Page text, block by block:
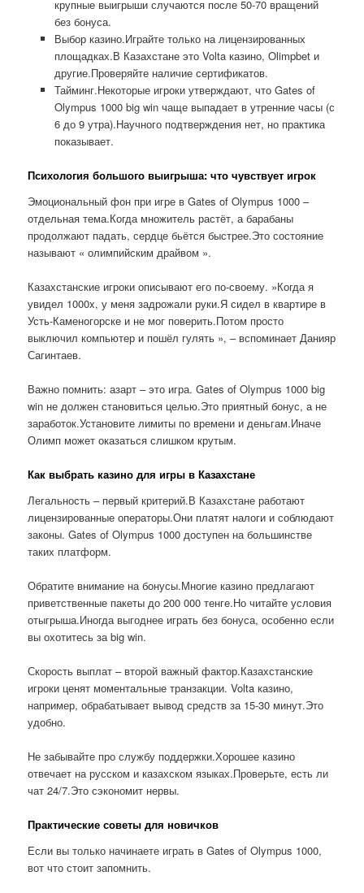
крупные выигрыши случаются после 50-70 вращений
без бонуса.
Выбор казино.Играйте только на лицензированных
площадках.В Казахстане это Volta казино, Olimpbet и
другие.Проверяйте наличие сертификатов.
Тайминг.Некоторые игроки утверждают, что Gates of
Olympus 1000 big win чаще выпадает в утренние часы (с
6 до 9 утра).Научного подтверждения нет, но практика
показывает.
Психология большого выигрыша: что чувствует игрок
Эмоциональный фон при игре в Gates of Olympus 1000 –
отдельная тема.Когда множитель растёт, а барабаны
продолжают падать, сердце бьётся быстрее.Это состояние
называют « олимпийским драйвом ».
Казахстанские игроки описывают его по-своему. »Когда я
увидел 1000x, у меня задрожали руки.Я сидел в квартире в
Усть-Каменогорске и не мог поверить.Потом просто
выключил компьютер и пошёл гулять », – вспоминает Данияр
Сагинтаев.
Важно помнить: азарт – это игра. Gates of Olympus 1000 big
win не должен становиться целью.Это приятный бонус, а не
заработок.Установите лимиты по времени и деньгам.Иначе
Олимп может оказаться слишком крутым.
Как выбрать казино для игры в Казахстане
Легальность – первый критерий.В Казахстане работают
лицензированные операторы.Они платят налоги и соблюдают
законы. Gates of Olympus 1000 доступен на большинстве
таких платформ.
Обратите внимание на бонусы.Многие казино предлагают
приветственные пакеты до 200 000 тенге.Но читайте условия
отыгрыша.Иногда выгоднее играть без бонуса, особенно если
вы охотитесь за big win.
Скорость выплат – второй важный фактор.Казахстанские
игроки ценят моментальные транзакции. Volta казино,
например, обрабатывает вывод средств за 15-30 минут.Это
удобно.
Не забывайте про службу поддержки.Хорошее казино
отвечает на русском и казахском языках.Проверьте, есть ли
чат 24/7.Это сэкономит нервы.
Практические советы для новичков
Если вы только начинаете играть в Gates of Olympus 1000,
вот что стоит запомнить.